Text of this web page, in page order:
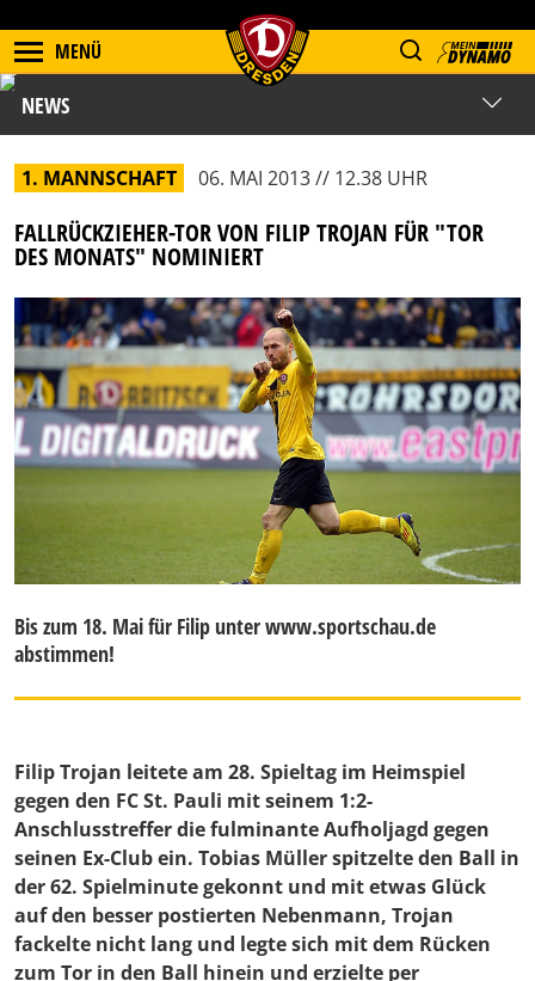
MENÜ
NEWS
1. MANNSCHAFT 06. MAI 2013 // 12.38 UHR
FALLRÜCKZIEHER-TOR VON FILIP TROJAN FÜR "TOR
DES MONATS" NOMINIERT
Bis zum 18. Mai für Filip unter www.sportschau.de
abstimmen!
Filip Trojan leitete am 28. Spieltag im Heimspiel
gegen den FC St. Pauli mit seinem 1:2-
Anschlusstreffer die fulminante Aufholjagd gegen
seinen Ex-Club ein. Tobias Müller spitzelte den Ball in
der 62. Spielminute gekonnt und mit etwas Glück
auf den besser postierten Nebenmann, Trojan
fackelte nicht lang und legte sich mit dem Rücken
zum Tor in den Ball hinein und erzielte per